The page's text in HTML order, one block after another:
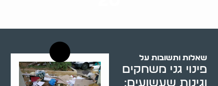
שאלות ותשובות על
פינוי גני משחקים
וגינות שעשועים: